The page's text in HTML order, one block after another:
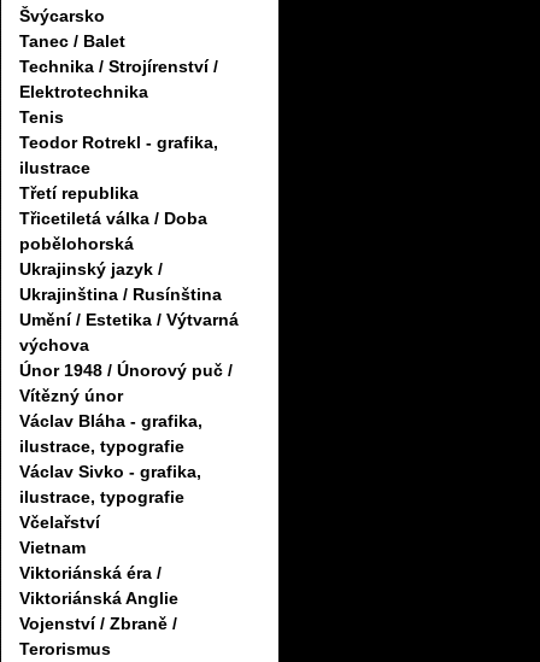
Švýcarsko
Tanec / Balet
Technika / Strojírenství /
Elektrotechnika
Tenis
Teodor Rotrekl - grafika,
ilustrace
Třetí republika
Třicetiletá válka / Doba
pobělohorská
Ukrajinský jazyk /
Ukrajinština / Rusínština
Umění / Estetika / Výtvarná
výchova
Únor 1948 / Únorový puč /
Vítězný únor
Václav Bláha - grafika,
ilustrace, typografie
Václav Sivko - grafika,
ilustrace, typografie
Včelařství
Vietnam
Viktoriánská éra /
Viktoriánská Anglie
Vojenství / Zbraně /
Terorismus